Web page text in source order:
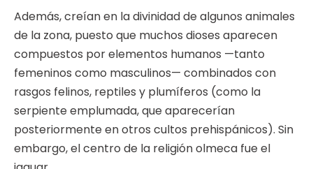
Además, creían en la divinidad de algunos animales
de la zona, puesto que muchos dioses aparecen
compuestos por elementos humanos —tanto
femeninos como masculinos— combinados con
rasgos felinos, reptiles y plumíferos (como la
serpiente emplumada, que aparecerían
posteriormente en otros cultos prehispánicos). Sin
embargo, el centro de la religión olmeca fue el